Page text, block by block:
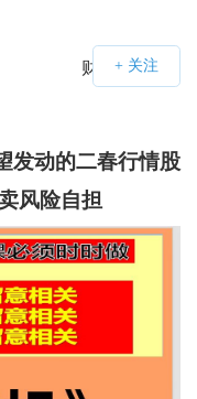
财经号APP
发动的二春行情股
风险自担